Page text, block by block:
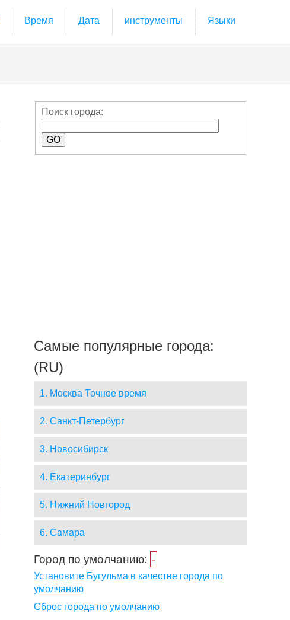
Время Дата инструменты Языки
Поиск города:
Самые популярные города:
(RU)
1. Москва Точное время
2. Санкт-Петербург
3. Новосибирск
4. Екатеринбург
5. Нижний Новгород
6. Самара
Город по умолчанию: -
Установите Бугульма в качестве города по
умолчанию
Сброс города по умолчанию